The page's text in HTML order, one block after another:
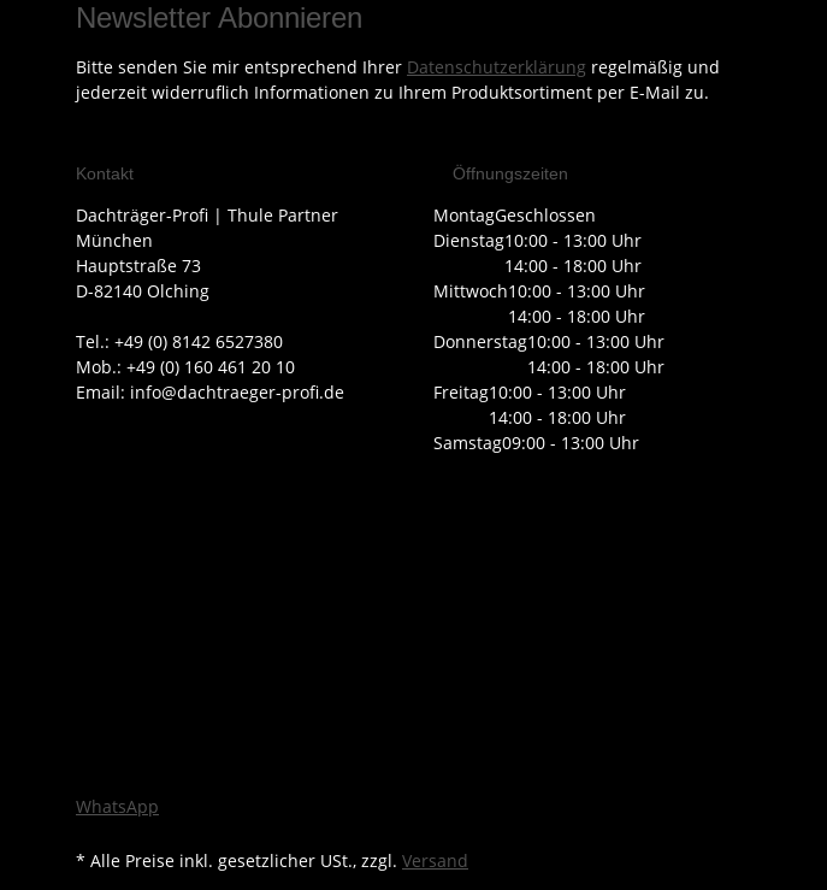
Newsletter Abonnieren
Bitte senden Sie mir entsprechend Ihrer Datenschutzerklärung regelmäßig und
jederzeit widerruflich Informationen zu Ihrem Produktsortiment per E-Mail zu.
Kontakt
Dachträger-Profi | Thule Partner
München
Hauptstraße 73
D-82140 Olching
Tel.: +49 (0) 8142 6527380
Mob.: +49 (0) 160 461 20 10
Email: info@dachtraeger-profi.de
WhatsApp
Öffnungszeiten
MontagGeschlossen
Dienstag10:00 - 13:00 Uhr
14:00 - 18:00 Uhr
Mittwoch10:00 - 13:00 Uhr
14:00 - 18:00 Uhr
Donnerstag10:00 - 13:00 Uhr
14:00 - 18:00 Uhr
Freitag10:00 - 13:00 Uhr
14:00 - 18:00 Uhr
Samstag09:00 - 13:00 Uhr
* Alle Preise inkl. gesetzlicher USt., zzgl. Versand